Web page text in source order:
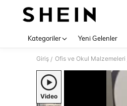
Kategoriler Yeni Gelenler
Giriş / Ofis ve Okul Malzemeleri
Video